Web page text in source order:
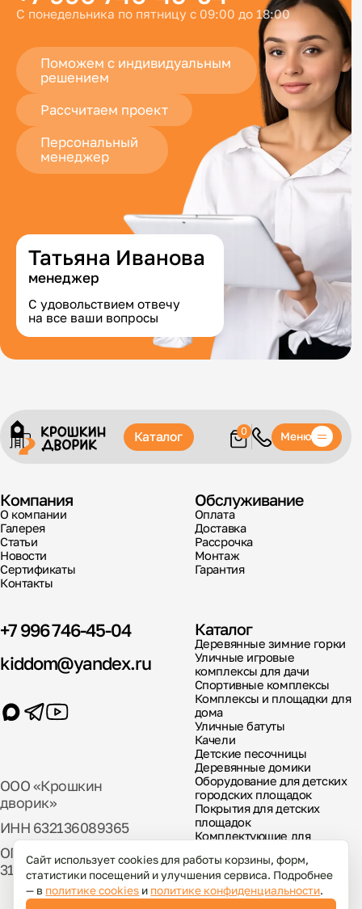
С понедельника по пятницу с 09:00 до 18:00
Поможем с индивидуальным
решением
Рассчитаем проект
Персональный
менеджер
Татьяна Иванова
менеджер
С удовольствием отвечу
на все ваши вопросы
Каталог 0 Меню
+7 996 746-45-04
kiddom@yandex.ru
ООО «Крошкин
дворик»
ИНН 632136089365
ОГРН
317631300029000
Компания
О компании
Галерея
Статьи
Новости
Сертификаты
Контакты
Обслуживание
Оплата
Доставка
Рассрочка
Монтаж
Гарантия
Каталог
Деревянные зимние горки
Уличные игровые
комплексы для дачи
Спортивные комплексы
Комплексы и площадки для
дома
Уличные батуты
Качели
Детские песочницы
Деревянные домики
Оборудование для детских
городских площадок
Покрытия для детских
площадок
Комплектующие для
Сайт использует cookies для работы корзины, форм,
статистики посещений и улучшения сервиса. Подробнее
— в политике cookies и политике конфиденциальности.